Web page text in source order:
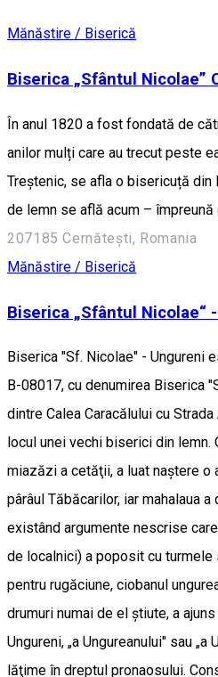
Mănăstire / Biserică
Biserica „Sfântul Nicolae”
În anul 1820 a fost fondată de
anilor mulți care au trecut peste
Treștenic, se afla o bisericuță
de lemn se află acum –
207185 Cernătești, Romania
Mănăstire / Biserică
Biserica „Sfântul Nicolae“
Biserica "Sf. Nicolae" - Ungureni
B-08017, cu denumirea Biserica
dintre Calea Caracălului cu
locul unei vechi biserici din
miazăzi a cetăţii, a luat naştere o
pârâul Tăbăcarilor, iar mahalaua
existând argumente nescrise
de localnici) a poposit cu
pentru rugăciune, ciobanul
drumuri numai de el ştiute, a
Ungureni, „a Ungureanului" sau
lăţime în dreptul pronaosului.